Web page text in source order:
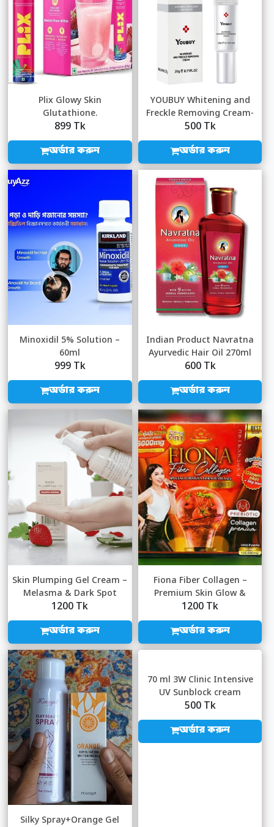
Plix Glowy Skin
Glutathione.
899 Tk
অর্ডার করুন
YOUBUY Whitening and
Freckle Removing Cream-
20gm
500 Tk
অর্ডার করুন
Minoxidil 5% Solution –
60ml
999 Tk
অর্ডার করুন
Indian Product Navratna
Ayurvedic Hair Oil 270ml
600 Tk
অর্ডার করুন
Skin Plumping Gel Cream –
Melasma & Dark Spot
Removal Cr...
1200 Tk
অর্ডার করুন
Fiona Fiber Collagen –
Premium Skin Glow &
Digestive Hea...
1200 Tk
অর্ডার করুন
Silky Spray+Orange Gel
70 ml 3W Clinic Intensive
UV Sunblock cream
International Ko...
500 Tk
অর্ডার করুন